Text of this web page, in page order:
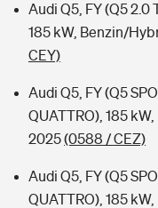
Audi Q5, FY (Q5 2.0
185 kW, Benzin/
CEY)
Audi Q5, FY (Q5
QUATTRO), 185
2025(0588 / CEZ)
Audi Q5, FY (Q5
QUATTRO), 185